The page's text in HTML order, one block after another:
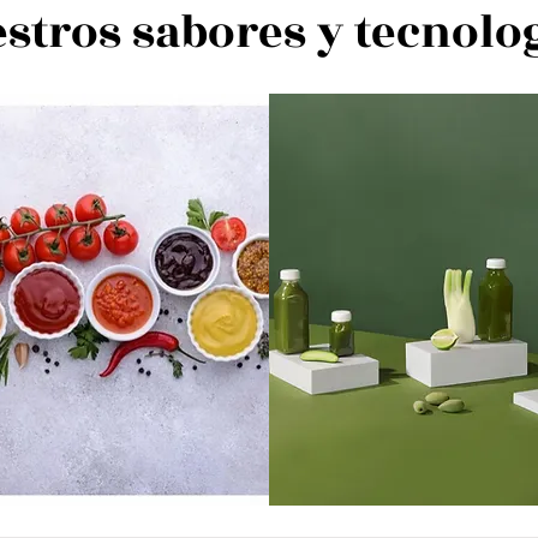
sabores y